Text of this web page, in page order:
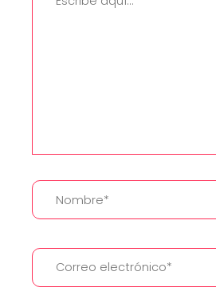
aquí...
Nombre*
Correo
electrónico*